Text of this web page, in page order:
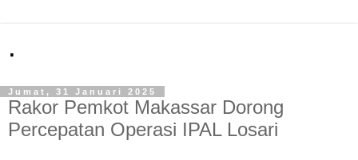
.
Jumat, 31 Januari 2025
Rakor Pemkot Makassar Dorong
Percepatan Operasi IPAL Losari